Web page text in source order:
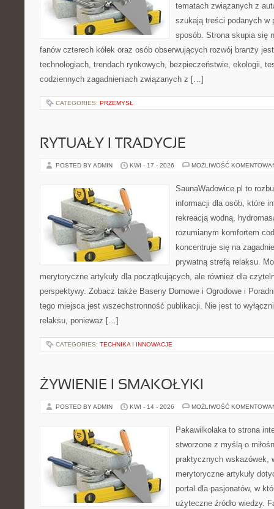
tematach związanych z
szukają treści podanych w
sposób. Strona skupia się
fanów czterech kółek oraz osób obserwujących rozwój branży
technologiach, trendach rynkowych, bezpieczeństwie, ekologii,
codziennych zagadnieniach związanych z […]
CATEGORIES: PRZEMYSŁ
RYTUAŁY I TRADYCJE
POSTED BY ADMIN KWI - 17 - 2026 MOŻLIWOŚĆ
SaunaWadowice.pl to
informacji dla osób, które
rekreacją wodną,
rozumianym komfortem
koncentruje się na
prywatną strefą relaksu.
merytoryczne artykuły dla początkujących, ale również dla
perspektywy. Zobacz także Baseny Domowe i Ogrodowe i
tego miejsca jest wszechstronność publikacji. Nie jest to
relaksu, ponieważ […]
CATEGORIES: TECHNIKA I INNOWACJE
ŻYWIENIE I SMAKOŁYKI
POSTED BY ADMIN KWI - 14 - 2026 MOŻLIWOŚĆ
Pakawilkolaka to strona
stworzone z myślą o
praktycznych wskazówek,
merytoryczne artykuły
portal dla pasjonatów, w
użyteczne źródło wiedzy.